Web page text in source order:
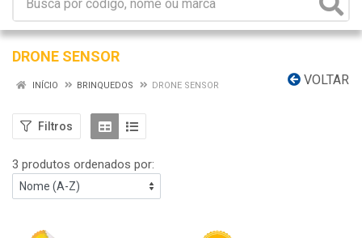
DRONE SENSOR
VOLTAR
INÍCIO BRINQUEDOS DRONE SENSOR
Filtros
3 produtos ordenados por: